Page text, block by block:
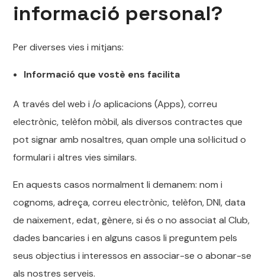
informació personal?
Per diverses vies i mitjans:
Informació que vostè ens facilita
A través del web i /o aplicacions (Apps), correu
electrònic, telèfon mòbil, als diversos contractes que
pot signar amb nosaltres, quan omple una sol·licitud o
formulari i altres vies similars.
En aquests casos normalment li demanem: nom i
cognoms, adreça, correu electrònic, telèfon, DNI, data
de naixement, edat, gènere, si és o no associat al Club,
dades bancaries i en alguns casos li preguntem pels
seus objectius i interessos en associar-se o abonar-se
als nostres serveis.